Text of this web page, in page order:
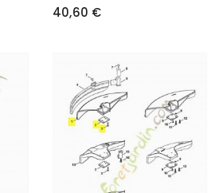
40,60 €